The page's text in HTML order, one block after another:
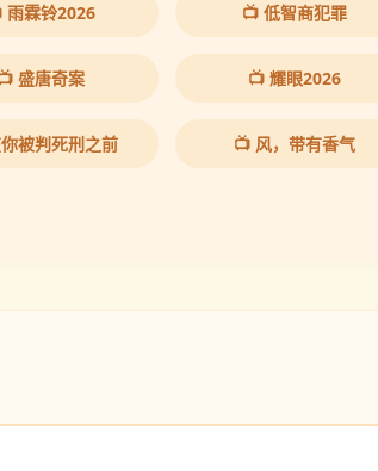
雨霖铃2026 📺 低智商犯罪
盛唐奇案 📺 耀眼2026